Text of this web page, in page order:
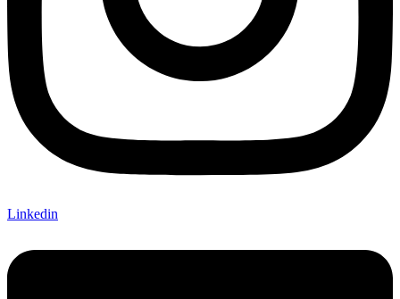
Linkedin